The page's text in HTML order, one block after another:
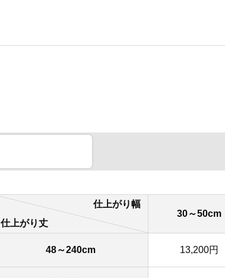
仕上がり幅
仕上がり丈
30～50cm
48～240cm 13,200円